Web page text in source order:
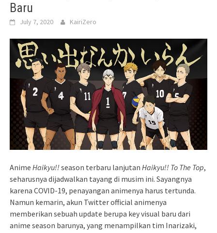
Baru
July 7, 2020 KairiZero
Anime Haikyu!! season terbaru lanjutan Haikyu!! To The Top,
seharusnya dijadwalkan tayang di musim ini. Sayangnya
karena COVID-19, penayangan animenya harus tertunda.
Namun kemarin, akun Twitter official animenya
memberikan sebuah update berupa key visual baru dari
anime season barunya, yang menampilkan tim Inarizaki,